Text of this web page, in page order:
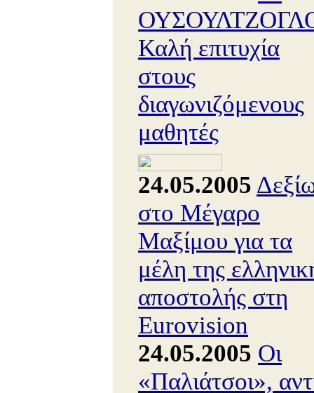
Καλή επιτυχία
στους
διαγωνιζόμενους
μαθητές
24.05.2005
στο Μέγαρο
Μαξίμου για τα
μέλη της
αποστολής στη
Eurovision
24.05.2005 Οι
«Παλιάτσοι»,